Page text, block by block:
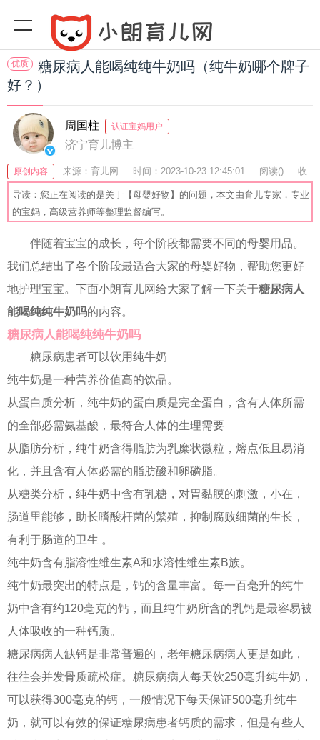
优质
糖尿病人能喝纯纯牛奶吗（纯牛奶哪个牌子
好？）
周国柱 认证宝妈用户
济宁育儿博主
原创内容 来源：育儿网 时间：2023-10-23 12:45:01 阅读() 收
藏：30 分享：65 爆
导读：您正在阅读的是关于【母婴好物】的问题，本文由育儿专家，专业
的宝妈，高级营养师等整理监督编写。
伴随着宝宝的成长，每个阶段都需要不同的母婴用品。
我们总结出了各个阶段最适合大家的母婴好物，帮助您更好
地护理宝宝。下面小朗育儿网给大家了解一下关于糖尿病人
能喝纯纯牛奶吗的内容。
糖尿病人能喝纯纯牛奶吗
糖尿病患者可以饮用纯牛奶
纯牛奶是一种营养价值高的饮品。
从蛋白质分析，纯牛奶的蛋白质是完全蛋白，含有人体所需
的全部必需氨基酸，最符合人体的生理需要
从脂肪分析，纯牛奶含得脂肪为乳糜状微粒，熔点低且易消
化，并且含有人体必需的脂肪酸和卵磷脂。
从糖类分析，纯牛奶中含有乳糖，对胃黏膜的刺激，小在，
肠道里能够，助长嗜酸杆菌的繁殖，抑制腐败细菌的生长，
有利于肠道的卫生 。
纯牛奶含有脂溶性维生素A和水溶性维生素B族。
纯牛奶最突出的特点是，钙的含量丰富。每一百毫升的纯牛
奶中含有约120毫克的钙，而且纯牛奶所含的乳钙是最容易被
人体吸收的一种钙质。
糖尿病病人缺钙是非常普遍的，老年糖尿病病人更是如此，
往往会并发骨质疏松症。糖尿病病人每天饮250毫升纯牛奶，
可以获得300毫克的钙，一般情况下每天保证500毫升纯牛
奶，就可以有效的保证糖尿病患者钙质的需求，但是有些人